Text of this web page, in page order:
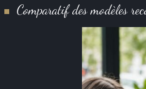
Comparatif des modèles